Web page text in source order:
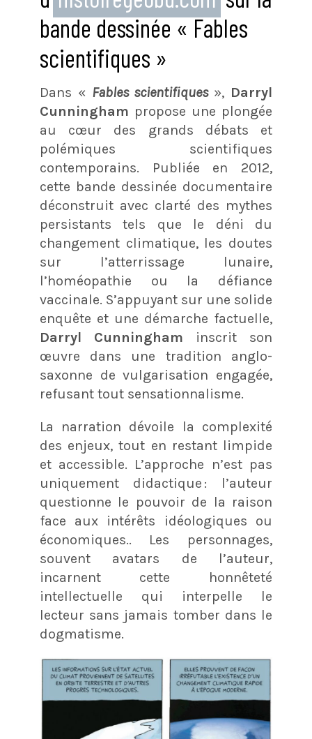
bande dessinée « Fables
scientifiques »
Dans « Fables scientifiques », Darryl
Cunningham propose une plongée
au cœur des grands débats et
polémiques scientifiques
contemporains. Publiée en 2012,
cette bande dessinée documentaire
déconstruit avec clarté des mythes
persistants tels que le déni du
changement climatique, les doutes
sur l’atterrissage lunaire,
l’homéopathie ou la défiance
vaccinale. S’appuyant sur une solide
enquête et une démarche factuelle,
Darryl Cunningham inscrit son
œuvre dans une tradition anglo-
saxonne de vulgarisation engagée,
refusant tout sensationnalisme.
La narration dévoile la complexité
des enjeux, tout en restant limpide
et accessible. L’approche n’est pas
uniquement didactique : l’auteur
questionne le pouvoir de la raison
face aux intérêts idéologiques ou
économiques.. Les personnages,
souvent avatars de l’auteur,
incarnent cette honnêteté
intellectuelle qui interpelle le
lecteur sans jamais tomber dans le
dogmatisme.